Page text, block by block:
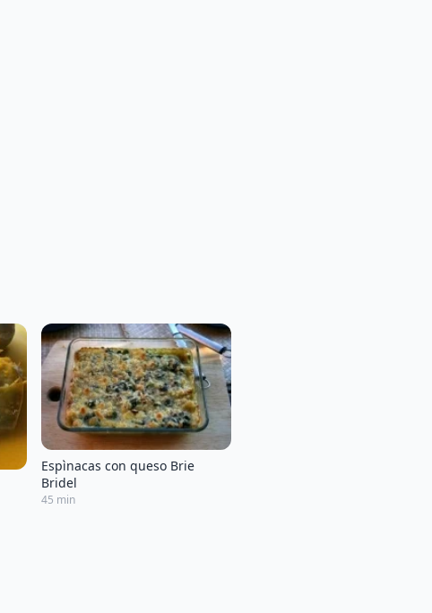
Espìnacas con queso Brie
Bridel
45 min